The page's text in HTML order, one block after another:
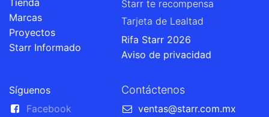
Tienda
Marcas
Proyectos
Starr Informado
Starr te recompensa
Tarjeta de Lealtad
Rifa Starr 2026
Aviso de privacidad
Síguenos
Facebook
Contáctenos
ventas@starr.com.mx